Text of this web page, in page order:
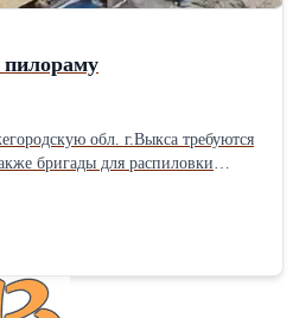
обл. г.Выкса требуются
бригады для распиловки
пиломатериал, 1700руб/м3 за
или 5-6 дневка. Вахтовикам